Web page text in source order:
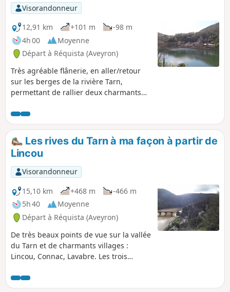
Visorandonneur
12,91 km
+101 m
-98 m
4h 00
Moyenne
Départ à Réquista (Aveyron)
Très agréable flânerie, en aller/retour
sur les berges de la rivière Tarn,
permettant de rallier deux charmants
Ce dernier est classé parmi les "Plus
Beaux Villages de France".
Les rives du Tarn à ma façon à partir de
Lincou
Visorandonneur
15,10 km
+468 m
-466 m
5h 40
Moyenne
Départ à Réquista (Aveyron)
De très beaux points de vue sur la vallée
du Tarn et de charmants villages :
Lincou, Connac, Lavabre. Les trois
très agréable longeant le Tarn. De très
belles croix de pierre tout au long du